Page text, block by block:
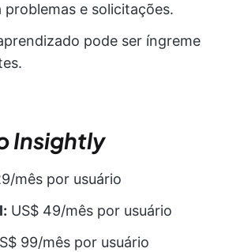
problemas e solicitações.
pode ser íngreme
Insightly
mês por usuário
US$ 49/mês por usuário
99/mês por usuário